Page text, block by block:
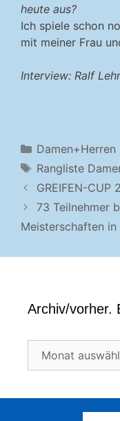
heute aus?
Ich spiele schon
mit meiner Frau
Interview: Ralf
Kategorien
Damen+Herren
Schlagwörter
Rangliste
GREIFEN-CUP
73 Teilnehmer
Meisterschaften in
Archiv/vorher.
Beiträge